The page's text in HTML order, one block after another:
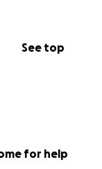
See top
hilft uns auf
for help